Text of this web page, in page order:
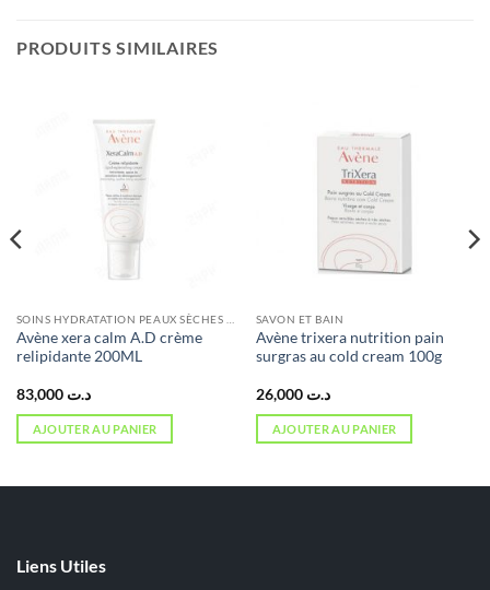
PRODUITS SIMILAIRES
Avène xera calm A.D crème
relipidante 200ML
د.ت 83,000
AJOUTER AU PANIER
SAVON ET BAIN
Avène trixera nutrition pain
surgras au cold cream 100g
د.ت 26,000
AJOUTER AU PANIER
Liens Utiles